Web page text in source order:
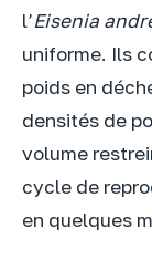
l’Eisenia
uniforme. Ils
poids en
densités de
volume
cycle de
en quelques